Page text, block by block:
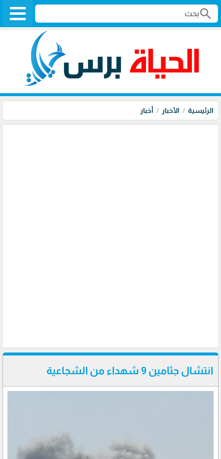
search
الرئيسية الأخبار أخبار
انتشال جثامين 9 شهداء من الشجاعية